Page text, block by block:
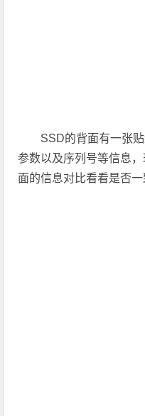
SSD的背面有一张
参数以及序列号等信息
面的信息对比看看是否一